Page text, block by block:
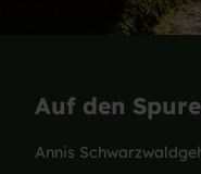
Auf den
Annis